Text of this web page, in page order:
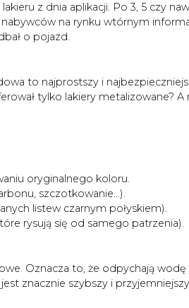
z dnia aplikacji. Po 3, 5 czy
nabywców na rynku wtórnym
o pojazd.
to najprostszy i
tylko lakiery metalizowane?
oryginalnego koloru.
szczotkowanie...).
listew czarnym połyskiem).
rysują się od samego patrzenia).
Oznacza to, że odpychają
znacznie szybszy i